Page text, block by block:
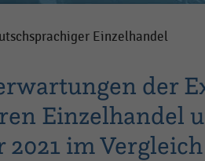
Einzelhandel
der
Einzelhandel
2021 im